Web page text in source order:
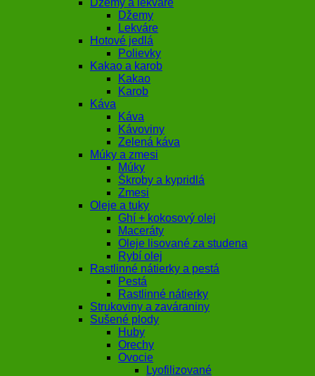
Džemy a lekváre
Džemy
Lekváre
Hotové jedlá
Polievky
Kakao a karob
Kakao
Karob
Káva
Káva
Kávoviny
Zelená káva
Múky a zmesi
Múky
Škroby a kypridlá
Zmesi
Oleje a tuky
Ghí + kokosový olej
Maceráty
Oleje lisované za studena
Rybí olej
Rastlinné nátierky a pestá
Pestá
Rastlinné nátierky
Strukoviny a zaváraniny
Sušené plody
Huby
Orechy
Ovocie
Lyofilizované